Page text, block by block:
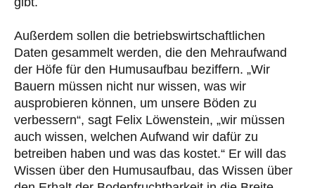
Außerdem sollen die betriebswirtschaftlichen
Daten gesammelt werden, die den Mehraufwand
der Höfe für den Humusaufbau beziffern. „Wir
Bauern müssen nicht nur wissen, was wir
ausprobieren können, um unsere Böden zu
verbessern“, sagt Felix Löwenstein, „wir müssen
auch wissen, welchen Aufwand wir dafür zu
betreiben haben und was das kostet.“ Er will das
Wissen über den Humusaufbau, das Wissen über